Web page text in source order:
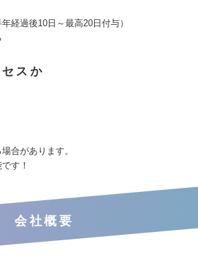
経過後10日～最高20日付与）
スか
合があります。
す！
会社概要